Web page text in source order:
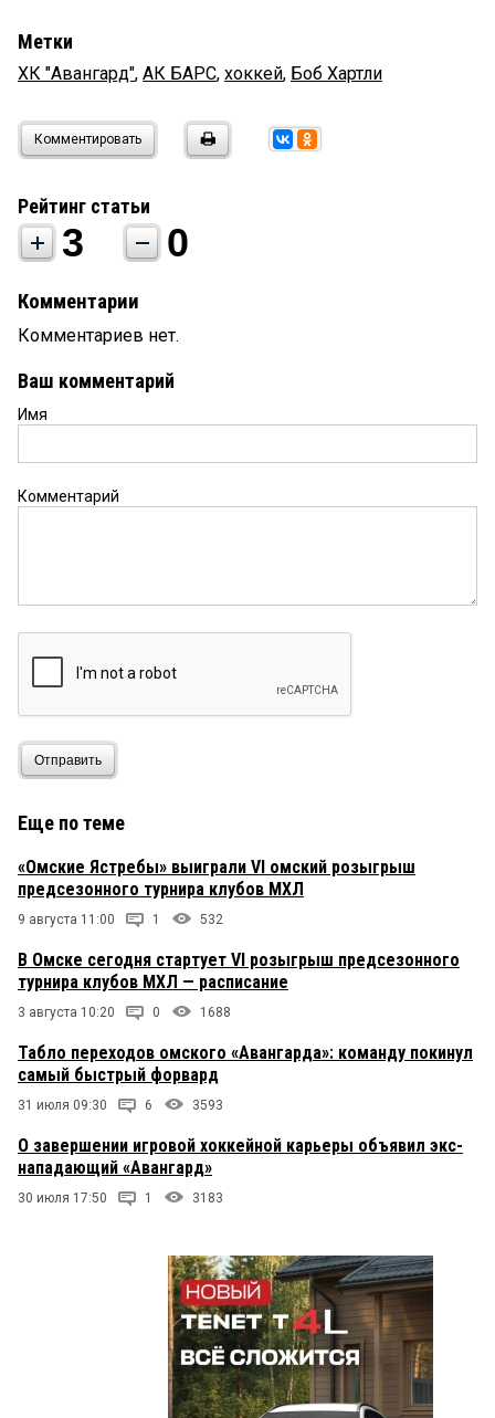
Метки
ХК "Авангард", АК БАРС, хоккей, Боб Хартли
Комментировать
Рейтинг статьи
3 0
Комментарии
Комментариев нет.
Ваш комментарий
Имя
Комментарий
Отправить
Еще по теме
«Омские Ястребы» выиграли VI омский розыгрыш
предсезонного турнира клубов МХЛ
9 августа 11:00 1 532
В Омске сегодня стартует VI розыгрыш предсезонного
турнира клубов МХЛ — расписание
3 августа 10:20 0 1688
Табло переходов омского «Авангарда»: команду покинул
самый быстрый форвард
31 июля 09:30 6 3593
О завершении игровой хоккейной карьеры объявил экс-
нападающий «Авангард»
30 июля 17:50 1 3183